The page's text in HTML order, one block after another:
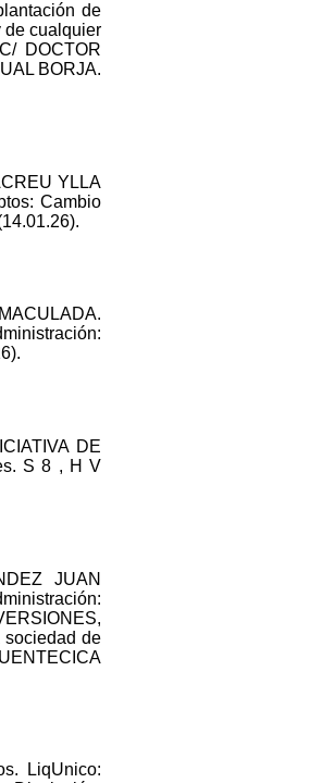
de
de cualquier
DOCTOR
BORJA.
YLLA
Cambio
DE
S 8 , H V
JUAN
sociedad de
LiqUnico: